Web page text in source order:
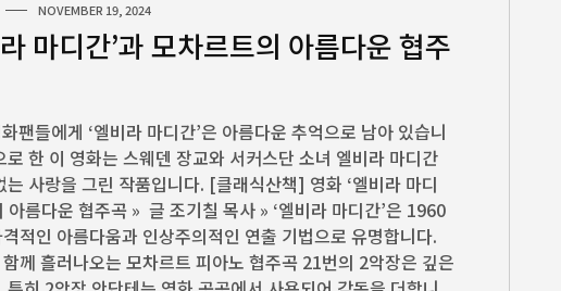
NOVEMBER 19, 2024
마디간’과 모차르트의 아름다운 협주
팬들에게 ‘엘비라 마디간’은 아름다운 추억으로 남아 있습니
로 한 이 영화는 스웨덴 장교와 서커스단 소녀 엘비라 마디간
는 사랑을 그린 작품입니다. [클래식산책] 영화 ‘엘비라 마디
아름다운 협주곡 » 글 조기칠 목사 » ‘엘비라 마디간’은 1960
적인 아름다움과 인상주의적인 연출 기법으로 유명합니다.
께 흘러나오는 모차르트 피아노 협주곡 21번의 2악장은 깊은